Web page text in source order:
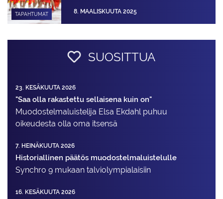
TAPAHTUMAT 8. MAALISKUUTA 2025
SUOSITTUA
23. KESÄKUUTA 2026
"Saa olla rakastettu sellaisena kuin on"
Muodostelma­luistelija Elsa Ekdahl puhuu
oikeudesta olla oma itsensä
7. HEINÄKUUTA 2026
Historiallinen päätös muodostelmaluistelulle
Synchro 9 mukaan talviolympialaisiin
16. KESÄKUUTA 2026